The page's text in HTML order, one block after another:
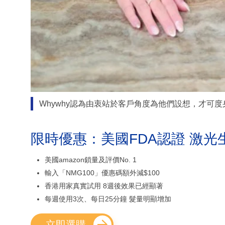
Whywhy認為由衷站於客戶角度為他們設想，才可
限時優惠：美國FDA認證 激光
美國amazon鎖量及評價No. 1
輸入「NMG100」優惠碼額外減$100
香港用家真實試用 8週後效果已經顯著
每週使用3次、每日25分鐘 髮量明顯增加